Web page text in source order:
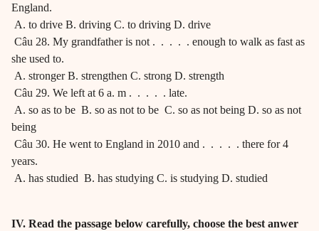
England.
A. to drive B. driving C. to driving D. drive
Câu 28. My grandfather is not . . . . . enough to walk as fast as
she used to.
A. stronger B. strengthen C. strong D. strength
Câu 29. We left at 6 a. m . . . . . late.
A. so as to be B. so as not to be C. so as not being D. so as not
being
Câu 30. He went to England in 2010 and . . . . . there for 4
years.
A. has studied B. has studying C. is studying D. studied
IV. Read the passage below carefully, choose the best anwer